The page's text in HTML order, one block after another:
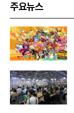
주요뉴스